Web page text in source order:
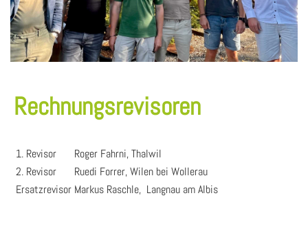
Rechnungsrevisoren
1. Revisor
Roger Fahrni, Thalwil
2. Revisor
Ruedi Forrer, Wilen bei Wollerau
Ersatzrevisor Markus Raschle, Langnau am Albis